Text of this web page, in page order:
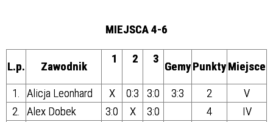
MIEJSCA 4-6
L.p. Zawodnik
1 2 3
GemyPunktyMiejsce
1. Alicja Leonhard X 0:3 3:0 3:3 2
V
2. Alex Dobek 3:0 X 3:0 4
IV